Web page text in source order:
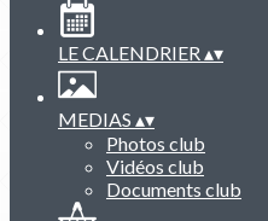
LE CALENDRIER▴▾
MEDIAS ▴▾
Photos club
Vidéos club
Documents club